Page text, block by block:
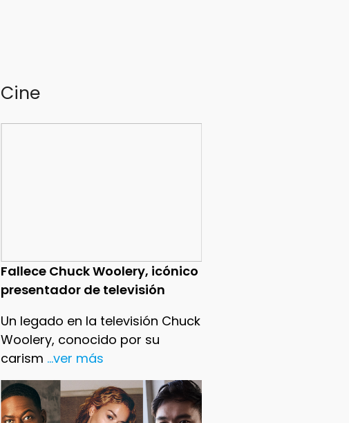
Cine
Fallece Chuck Woolery, icónico
presentador de televisión
Un legado en la televisión Chuck
Woolery, conocido por su
carism ...ver más